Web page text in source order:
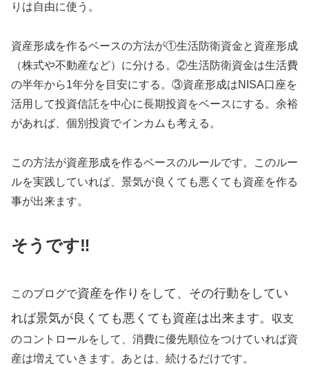
りは自由に使う。
資産形成を作るベースの方法が①生活防衛資金と資産形成
（株式や不動産など）に分ける。②生活防衛資金は生活費
の半年から1年分を目安にする。③資産形成はNISA口座を
活用して投資信託を中心に長期投資をベースにする。余裕
があれば、個別投資でインカムも考える。
この方法が資産形成を作るベースのルールです。このルー
ルを実践していれば、景気が良くても悪くても資産を作る
事が出来ます。
そうです‼️
このブログで資産を作りをして、その行動をしてい
れば景気が良くても悪くても資産は出来ます。
収支
のコントロールをして、消費に優先順位をつけていれば資
産は増えていきます。あとは、続けるだけです。